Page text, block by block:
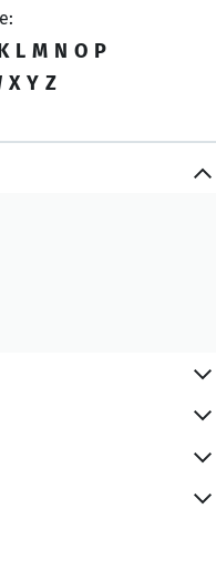
L M N O P
X Y Z